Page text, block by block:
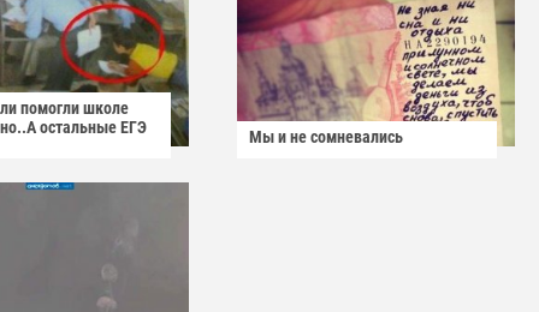
помогли школе
остальные ЕГЭ
Мы и не сомневались